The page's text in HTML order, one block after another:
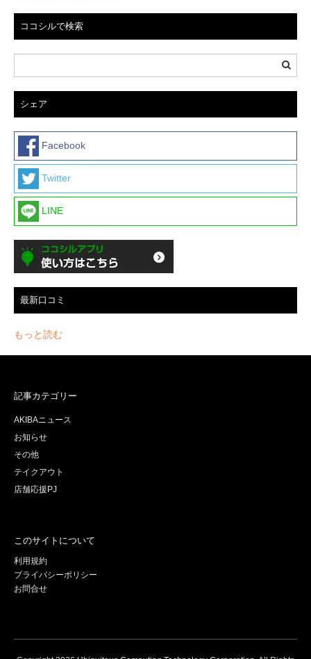
ココシルで検索
シェア
Facebook
Twitter
LINE
最新口コミ
もっと読む
記事カテゴリー
AKIBAニュース
お知らせ
その他
テイクアウト
店舗応援PJ
このサイトについて
利用規約
プライバシーポリシー
お問合せ